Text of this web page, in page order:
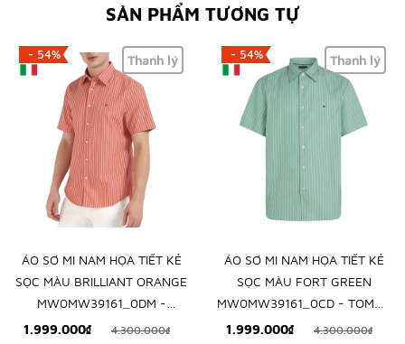
SẢN PHẨM TƯƠNG TỰ
- 54% Thanh lý
ÁO SƠ MI NAM HỌA TIẾT KẺ
SỌC MÀU BRILLIANT ORANGE
MW0MW39161_0DM -
TOMMY HILFIGER - NHẬP
1.999.000₫ 4.300.000₫
- 54% Thanh lý
ÁO SƠ MI NAM HỌA TIẾT KẺ
SỌC MÀU FORT GREEN
MW0MW39161_0CD - TOMMY
HILFIGER - NHẬP KHẨU CHÍNH
1.999.000₫ 4.300.000₫